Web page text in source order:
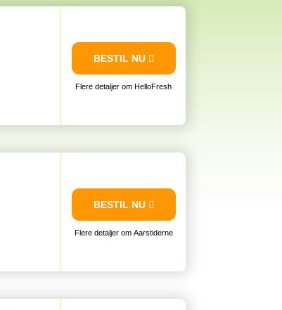
BESTIL NU
Flere detaljer om HelloFresh
BESTIL NU
Flere detaljer om Aarstiderne